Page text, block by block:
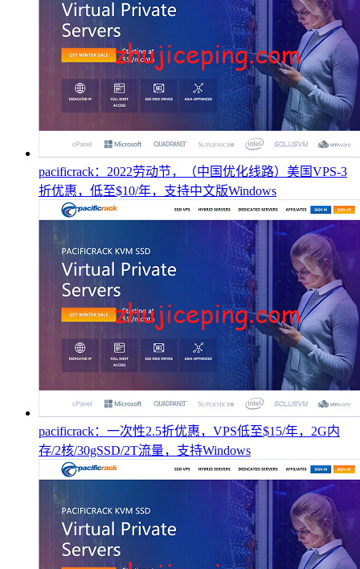
pacificrack：2022劳动节，（中国优化线路）美国VPS-3
折优惠，低至$10/年，支持中文版Windows
pacificrack：一次性2.5折优惠，VPS低至$15/年，2G内
存/2核/30gSSD/2T流量，支持Windows